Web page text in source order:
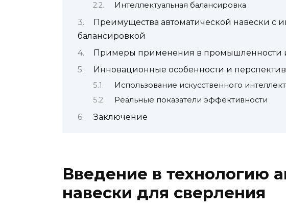
Интеллектуальная балансировка
Преимущества автоматической навески с
балансировкой
Примеры применения в промышленности и
Инновационные особенности и
Использование искусственного
Реальные показатели эффективности
Заключение
Введение в технологию
навески для сверления